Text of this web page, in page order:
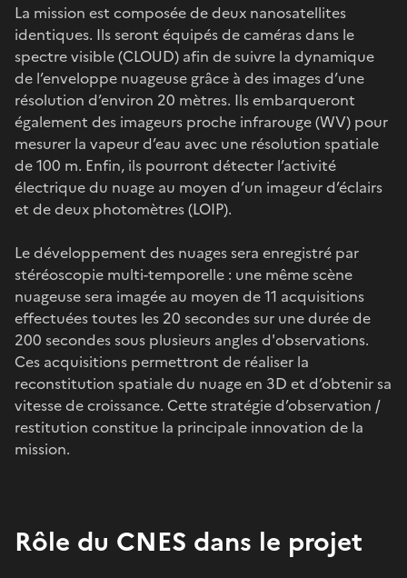
La mission est composée de deux nanosatellites
identiques. Ils seront équipés de caméras dans le
spectre visible (CLOUD) afin de suivre la dynamique
de l’enveloppe nuageuse grâce à des images d’une
résolution d’environ 20 mètres. Ils embarqueront
également des imageurs proche infrarouge (WV) pour
mesurer la vapeur d’eau avec une résolution spatiale
de 100 m. Enfin, ils pourront détecter l’activité
électrique du nuage au moyen d’un imageur d’éclairs
et de deux photomètres (LOIP).
Le développement des nuages sera enregistré par
stéréoscopie multi-temporelle : une même scène
nuageuse sera imagée au moyen de 11 acquisitions
effectuées toutes les 20 secondes sur une durée de
200 secondes sous plusieurs angles d'observations.
Ces acquisitions permettront de réaliser la
reconstitution spatiale du nuage en 3D et d’obtenir sa
vitesse de croissance. Cette stratégie d’observation /
restitution constitue la principale innovation de la
mission.
Rôle du CNES dans le projet